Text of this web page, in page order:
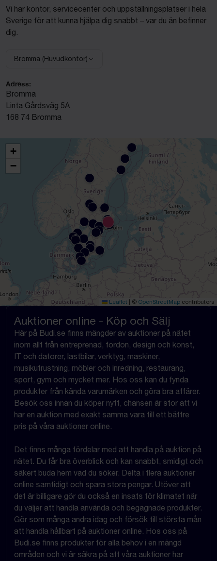
Vi har kontor, servicecenter och uppställningsplatser i hela
Sverige för att kunna hjälpa dig snabbt – var du än befinner
dig.
Välj anläggning:
Bromma (Huvudkontor)
Adress:
Bromma
Linta Gårdsväg 5A
168 74 Bromma
+
−
Leaflet © OpenStreetMap contributors
Auktioner online - Köp och Sälj
Här på Budi.se finns mängder av auktioner på nätet
inom allt från entreprenad, fordon, design och konst,
IT och datorer, lastbilar, verktyg, maskiner,
musikutrustning, möbler och inredning, restaurang,
sport, gym och mycket mer. Hos oss kan du fynda
produkter från kända varumärken och göra bra affärer.
Besök oss innan du köper nytt, chansen är stor att vi
har en auktion med exakt samma vara till ett bättre
pris på våra auktioner online.
Det finns många fördelar med att handla på auktion på
nätet. Du får bra överblick och kan snabbt, smidigt och
säkert buda hem vad du söker. Delta i flera auktioner
online samtidigt och spara stora pengar. Utöver att
det är billigare gör du också en insats för klimatet när
du väljer att handla använda och begagnade produkter.
Gör som många andra idag och försök till största mån
att handla hållbart på auktioner online. Hos oss på
Budi.se finns produkter för alla behov i en mängd
områden och vi är säkra på att våra auktioner har